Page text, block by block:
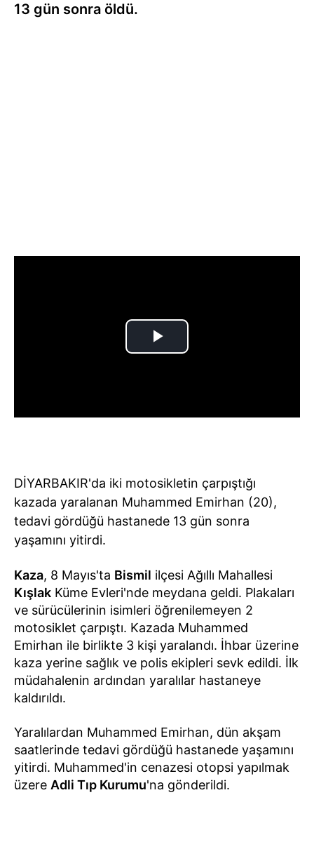
13 gün sonra öldü.
DİYARBAKIR'da iki motosikletin çarpıştığı
kazada yaralanan Muhammed Emirhan (20),
tedavi gördüğü hastanede 13 gün sonra
yaşamını yitirdi.
Kaza, 8 Mayıs'ta Bismil ilçesi Ağıllı Mahallesi
Kışlak Küme Evleri'nde meydana geldi. Plakaları
ve sürücülerinin isimleri öğrenilemeyen 2
motosiklet çarpıştı. Kazada Muhammed
Emirhan ile birlikte 3 kişi yaralandı. İhbar üzerine
kaza yerine sağlık ve polis ekipleri sevk edildi. İlk
müdahalenin ardından yaralılar hastaneye
kaldırıldı.
Yaralılardan Muhammed Emirhan, dün akşam
saatlerinde tedavi gördüğü hastanede yaşamını
yitirdi. Muhammed'in cenazesi otopsi yapılmak
üzere Adli Tıp Kurumu'na gönderildi.